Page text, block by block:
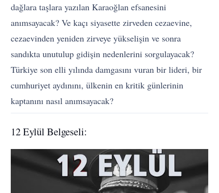
dağlara taşlara yazılan Karaoğlan efsanesini
anımsayacak? Ve kaçı siyasette zirveden cezaevine,
cezaevinden yeniden zirveye yükselişin ve sonra
sandıkta unutulup gidişin nedenlerini sorgulayacak?
Türkiye son elli yılında damgasını vuran bir lideri, bir
cumhuriyet aydınını, ülkenin en kritik günlerinin
kaptanını nasıl anımsayacak?
12 Eylül Belgeseli: